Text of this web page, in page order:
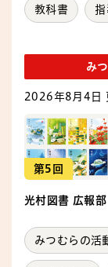
教科書 指
み
2026年8月4日
第5回
光村図書 広報部
みつむらの活